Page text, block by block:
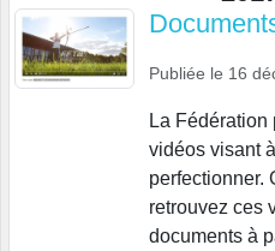
Publiée le 16
La
vidéos visant
perfectionner.
retrouvez ces
documents à